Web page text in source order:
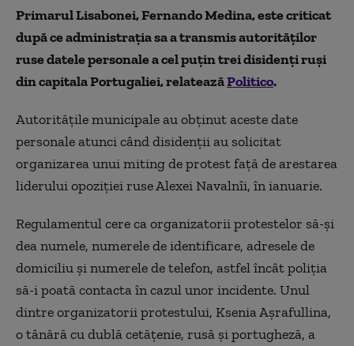
Primarul Lisabonei, Fernando Medina, este criticat
după ce administrația sa a transmis autorităților
ruse datele personale a cel puțin trei disidenți ruși
din capitala Portugaliei, relateazăPolitico.
Autoritățile municipale au obținut aceste date
personale atunci când disidenții au solicitat
organizarea unui miting de protest față de arestarea
liderului opoziției ruse Alexei Navalnîi, în ianuarie.
Regulamentul cere ca organizatorii protestelor să-și
dea numele, numerele de identificare, adresele de
domiciliu și numerele de telefon, astfel încât poliția
să-i poată contacta în cazul unor incidente. Unul
dintre organizatorii protestului, Ksenia Așrafullina,
o tânără cu dublă cetățenie, rusă și portugheză, a